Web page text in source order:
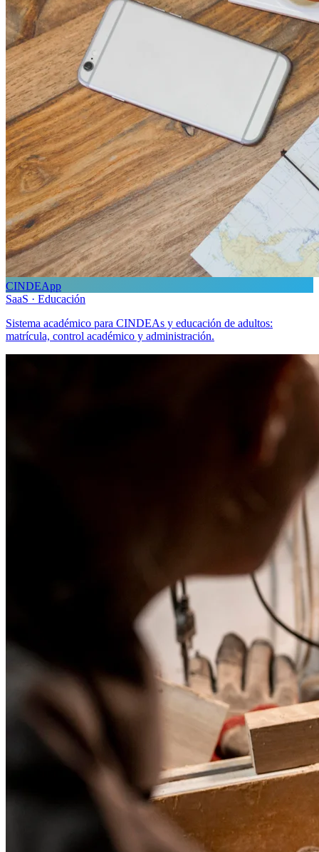
CINDEApp
SaaS · Educación
Sistema académico para CINDEAs y educación de adultos:
matrícula, control académico y administración.